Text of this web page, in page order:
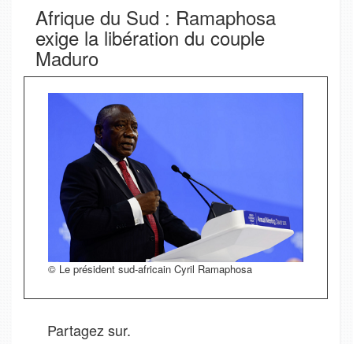
Afrique du Sud : Ramaphosa
exige la libération du couple
Maduro
© Le président sud-africain Cyril Ramaphosa
Partagez sur.